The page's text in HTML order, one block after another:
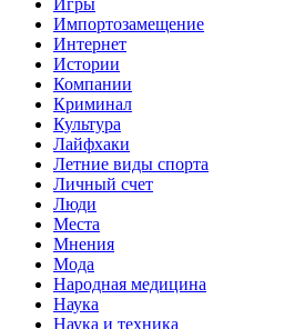
Импортозамещение
Интернет
Истории
Компании
Криминал
Культура
Лайфхаки
Летние виды спорта
Личный счет
Люди
Места
Мнения
Мода
Народная медицина
Наука
Наука и техника